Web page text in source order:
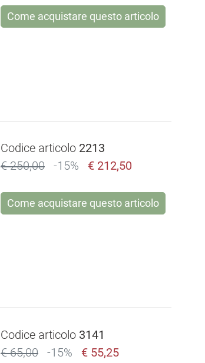
Come acquistare questo articolo
Codice articolo 2213
€ 250,00
-15% € 212,50
Come acquistare questo articolo
Codice articolo 3141
€ 65,00
-15% € 55,25